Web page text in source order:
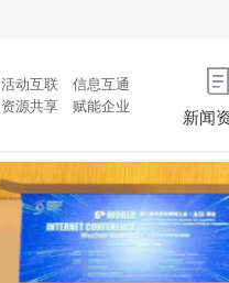
活动互联 信息互通
资源共享 赋能企业
新闻